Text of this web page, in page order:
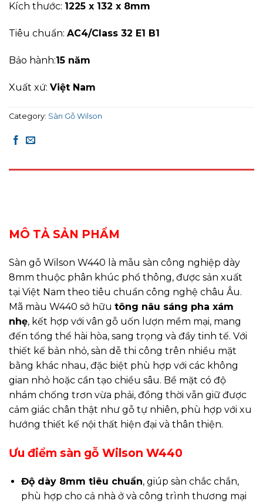
Kích thước: 1225 x 132 x 8mm
Tiêu chuẩn: AC4/Class 32 E1 B1
Bảo hành:15 năm
Xuất xứ: Việt Nam
Category: Sàn Gỗ Wilson
MÔ TẢ SẢN PHẨM
Sàn gỗ Wilson W440 là mẫu sàn công nghiệp dày
8mm thuộc phân khúc phổ thông, được sản xuất
tại Việt Nam theo tiêu chuẩn công nghệ châu Âu.
Mã màu W440 sở hữu tông nâu sáng pha xám
nhẹ, kết hợp với vân gỗ uốn lượn mềm mại, mang
đến tổng thể hài hòa, sang trọng và đầy tinh tế. Với
thiết kế bản nhỏ, sàn dễ thi công trên nhiều mặt
bằng khác nhau, đặc biệt phù hợp với các không
gian nhỏ hoặc cần tạo chiều sâu. Bề mặt có độ
nhám chống trơn vừa phải, đồng thời vẫn giữ được
cảm giác chân thật như gỗ tự nhiên, phù hợp với xu
hướng thiết kế nội thất hiện đại và thân thiện.
Ưu điểm sàn gỗ Wilson W440
Độ dày 8mm tiêu chuẩn, giúp sàn chắc chắn,
phù hợp cho cả nhà ở và công trình thương mại